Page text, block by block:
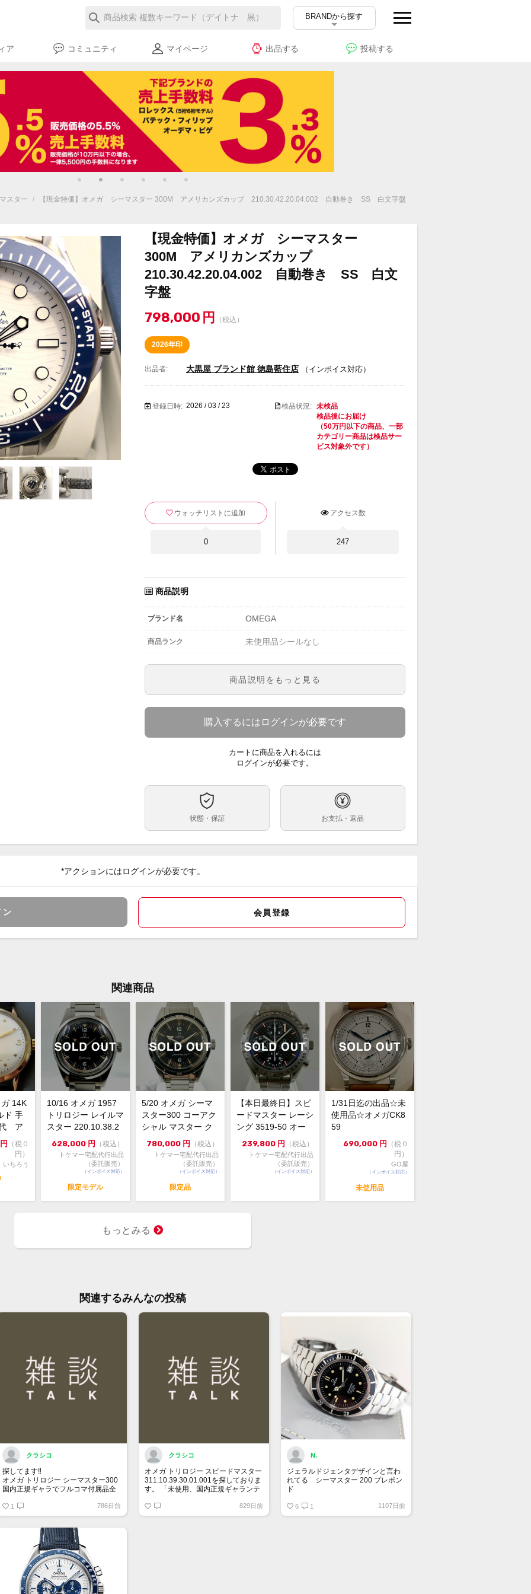
BRANDから探す
ア コミュニティ マイページ 出品する 投稿する
スター / 【現金特価】オメガ シーマスター 300M アメリカンズカップ 210.30.42.20.04.002 自動巻き SS 白文字盤
【現金特価】オメガ シーマスター
300M アメリカンズカップ
210.30.42.20.04.002 自動巻き SS 白文
字盤
798,000 円 （税込）
2026年印
出品者: 大黒屋 ブランド館 徳島藍住店 （インボイス対応）
登録日時: 2026 / 03 / 23 検品状況: 未検品
検品後にお届け
（50万円以下の商品、一部
カテゴリー商品は検品サー
ビス対象外です）
アクセス数
247
ウォッチリストに追加
0
商品説明
ブランド名 OMEGA
商品ランク 未使用品シールなし
参考定価
自動巻
ステンレス
付属品
3月）・余りコマ×2
・未使用です。
※こちらは『現金特価』商品であり、『銀
行振込』時の価格です。クレジットカード
決済時はお問合わせください。
【取扱店】
大黒屋 ブランド館 徳島藍住店
〒771-1155 徳島県徳島市応神町西貞方
字鷹ノ橋28-3
TEL:088-683-3160
営業時間:10:30-18:00
定休日:水曜日
お気軽にお問合せ下さいませ。
商品説明をもっと見る
購入するにはログインが必要です
カートに商品を入れるには
ログインが必要です。
状態・保証 お支払・返品
*アクションにはログインが必要です。
ン 会員登録
関連商品
14K
ド 手
代 ア
円
（税０
円）
いちろう
10/16 オメガ 1957
トリロジー レイルマ
スター 220.10.38.2
0...
628,000 円 （税込）
トケマー宅配代行出品
（委託販売）
（インボイス対応）
限定モデル
5/20 オメガ シーマ
スター300 コーアク
シャル マスター ク
ロノメーター 6...
780,000 円 （税込）
トケマー宅配代行出品
（委託販売）
（インボイス対応）
限定品
【本日最終日】スピ
ードマスター レーシ
ング 3519-50 オー
トマチック シュー...
239,800 円 （税込）
トケマー宅配代行出品
（委託販売）
（インボイス対応）
1/31日迄の出品☆未
使用品☆オメガCK8
59
690,000 円
（税０
円）
GO屋
（インボイス対応）
未使用品
もっとみる
関連するみんなの投稿
クラシコ
探してます‼️
オメガ トリロジー シーマスター300
国内正規ギャラでフルコマ付属品全
90万円前後で譲って頂ける方、宜し
くお願い致します。
1 786日前
クラシコ
オメガ トリロジー スピードマスター
311.10.39.30.01.001を探しておりま
す。 「未使用、国内正規ギャランテ
120万円です。 宜しくお願い致しま
す。
829日前
N.
ジェラルドジェンタデザインと言わ
れてる シーマスター 200 プレポン
ド
貴重
6 1 1107日前